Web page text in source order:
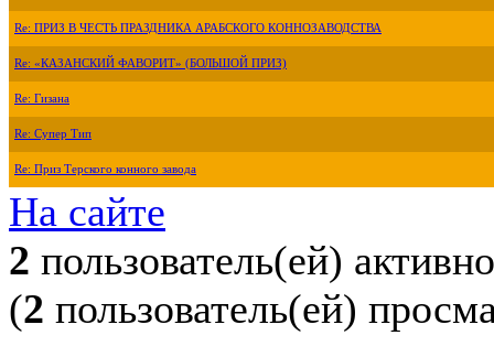
Re: ПРИЗ В ЧЕСТЬ ПРАЗДНИКА АРАБСКОГО КОННОЗАВОДСТВА
Re: «КАЗАНСКИЙ ФАВОРИТ» (БОЛЬШОЙ ПРИЗ)
Re: Гизана
Re: Супер Тип
Re: Приз Терского конного завода
На сайте
2 пользователь(ей) активно
(2 пользователь(ей)